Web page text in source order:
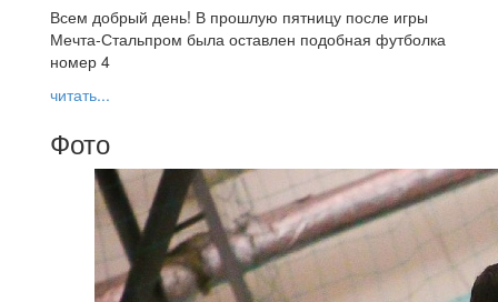
Всем добрый день! В прошлую пятницу после игры
Мечта-Стальпром была оставлен подобная футболка
номер 4
читать...
Фото